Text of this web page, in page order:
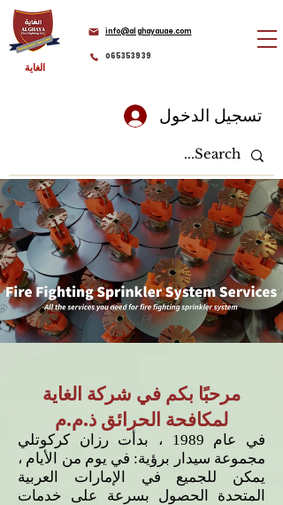
info@alghayauae.com
065353939
الغاية
تسجيل الدخول
مرحبًا بكم في شركة الغاية
لمكافحة الحرائق ذ.م.م
في عام 1989 ، بدأت رزان كركوتلي
مجموعة سيدار برؤية: في يوم من الأيام ،
يمكن للجميع في الإمارات العربية
المتحدة الحصول بسرعة على خدمات